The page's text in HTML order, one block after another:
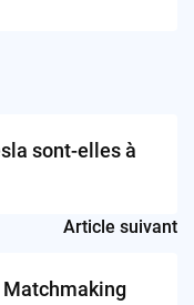
sont-elles à
Article suivant
Matchmaking